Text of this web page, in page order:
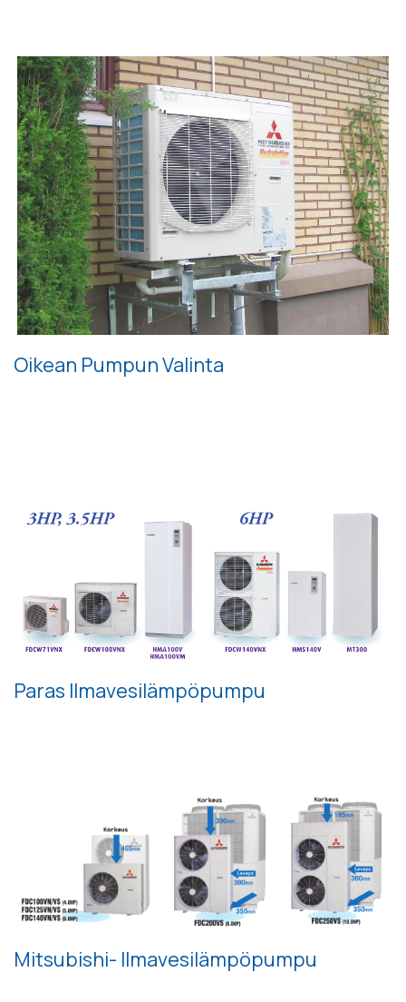
Oikean Pumpun Valinta
Paras Ilmavesilämpöpumpu
Mitsubishi- Ilmavesilämpöpumpu